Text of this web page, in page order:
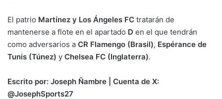
El patrio Martínez y Los Ángeles FC tratarán de
mantenerse a flote en el apartado D en el que tendrán
como adversarios a CR Flamengo (Brasil), Espérance de
Tunis (Túnez) y Chelsea FC (Inglaterra).
Escrito por: Joseph Ñambre | Cuenta de X:
@JosephSports27